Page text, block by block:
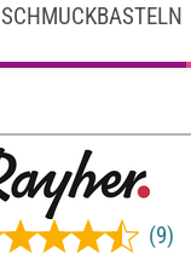
SCHMUCKBASTELN
(9)